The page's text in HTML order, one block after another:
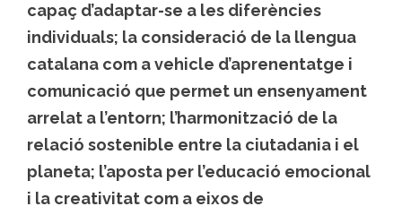
capaç d’adaptar-se a les diferències
individuals; la consideració de la llengua
catalana com a vehicle d’aprenentatge i
comunicació que permet un ensenyament
arrelat a l’entorn; l’harmonització de la
relació sostenible entre la ciutadania i el
planeta; l’aposta per l’educació emocional
i la creativitat com a eixos de